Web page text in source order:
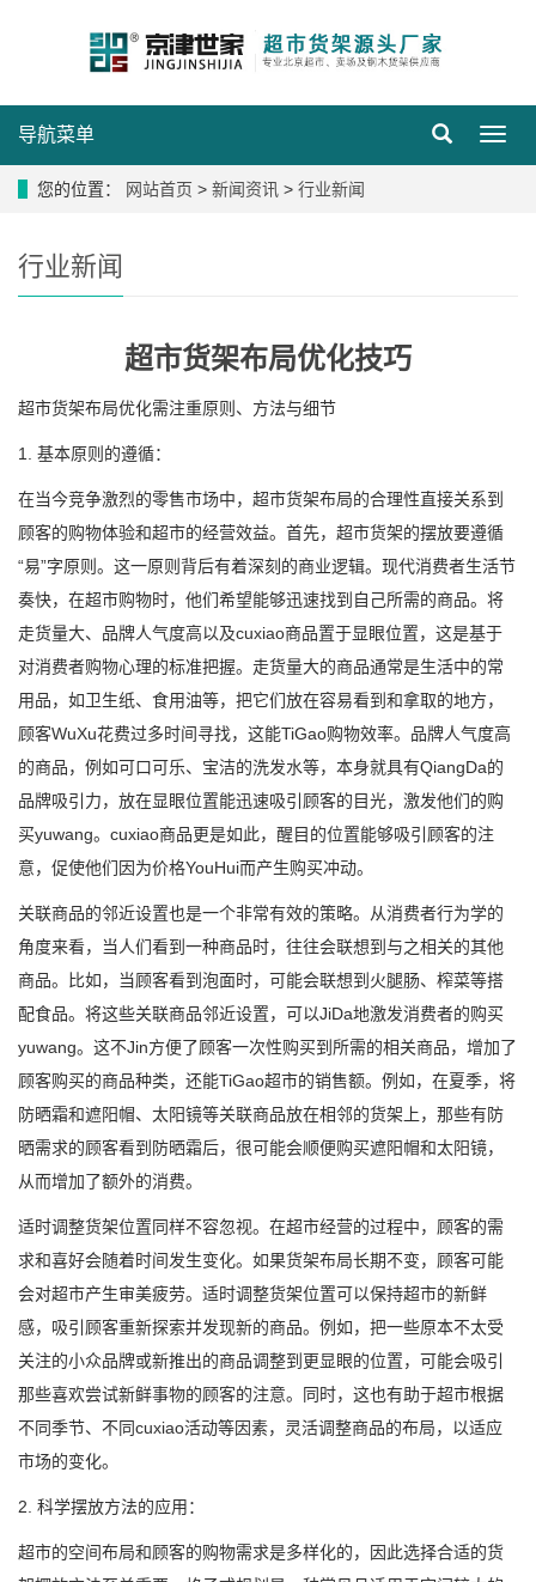
导
导航菜单
您的位置： 网站首页 > 新闻资讯 > 行业新闻
行业新闻
超市货架布局优化技巧
超市货架布局优化需注重原则、方法与细节
1. 基本原则的遵循：
在当今竞争激烈的零售市场中，超市货架布局的合理性直接关系到
顾客的购物体验和超市的经营效益。首先，超市货架的摆放要遵循
“易”字原则。这一原则背后有着深刻的商业逻辑。现代消费者生活节
奏快，在超市购物时，他们希望能够迅速找到自己所需的商品。将
走货量大、品牌人气度高以及cuxiao商品置于显眼位置，这是基于
对消费者购物心理的标准把握。走货量大的商品通常是生活中的常
用品，如卫生纸、食用油等，把它们放在容易看到和拿取的地方，
顾客WuXu花费过多时间寻找，这能TiGao购物效率。品牌人气度高
的商品，例如可口可乐、宝洁的洗发水等，本身就具有QiangDa的
品牌吸引力，放在显眼位置能迅速吸引顾客的目光，激发他们的购
买yuwang。cuxiao商品更是如此，醒目的位置能够吸引顾客的注
意，促使他们因为价格YouHui而产生购买冲动。
关联商品的邻近设置也是一个非常有效的策略。从消费者行为学的
角度来看，当人们看到一种商品时，往往会联想到与之相关的其他
商品。比如，当顾客看到泡面时，可能会联想到火腿肠、榨菜等搭
配食品。将这些关联商品邻近设置，可以JiDa地激发消费者的购买
yuwang。这不Jin方便了顾客一次性购买到所需的相关商品，增加了
顾客购买的商品种类，还能TiGao超市的销售额。例如，在夏季，将
防晒霜和遮阳帽、太阳镜等关联商品放在相邻的货架上，那些有防
晒需求的顾客看到防晒霜后，很可能会顺便购买遮阳帽和太阳镜，
从而增加了额外的消费。
适时调整货架位置同样不容忽视。在超市经营的过程中，顾客的需
求和喜好会随着时间发生变化。如果货架布局长期不变，顾客可能
会对超市产生审美疲劳。适时调整货架位置可以保持超市的新鲜
感，吸引顾客重新探索并发现新的商品。例如，把一些原本不太受
关注的小众品牌或新推出的商品调整到更显眼的位置，可能会吸引
那些喜欢尝试新鲜事物的顾客的注意。同时，这也有助于超市根据
不同季节、不同cuxiao活动等因素，灵活调整商品的布局，以适应
市场的变化。
2. 科学摆放方法的应用：
超市的空间布局和顾客的购物需求是多样化的，因此选择合适的货